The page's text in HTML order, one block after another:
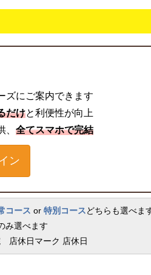
ズにご案内できます
だけと利便性が向上
全てスマホで完結
ン
コース or 特別コースどちらも選べま
み選べます
店休日